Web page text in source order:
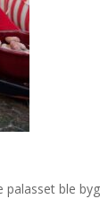
palasset ble